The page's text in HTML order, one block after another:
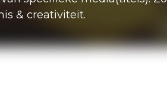
& creativiteit.